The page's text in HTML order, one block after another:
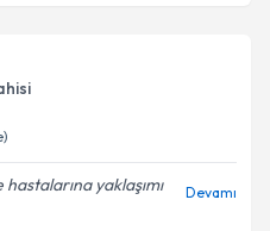
posta ile bilgilendireceğiz.
yaklaşımı
Devamı